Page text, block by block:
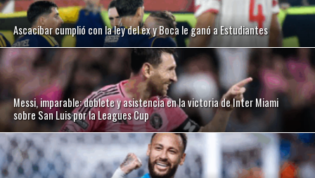
Ascacibar cumplió con la ley del ex y Boca le ganó a Estudiantes
Messi, imparable: doblete y asistencia en la victoria de Inter Miami
sobre San Luis por la Leagues Cup